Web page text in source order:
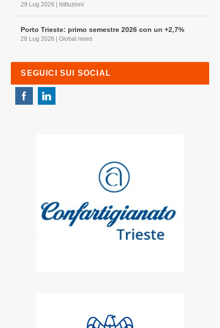
29 Lug 2026 Istituzioni
Porto Trieste: primo semestre 2026 con un +2,7%
28 Lug 2026 |Global news
SEGUICI SUI SOCIAL